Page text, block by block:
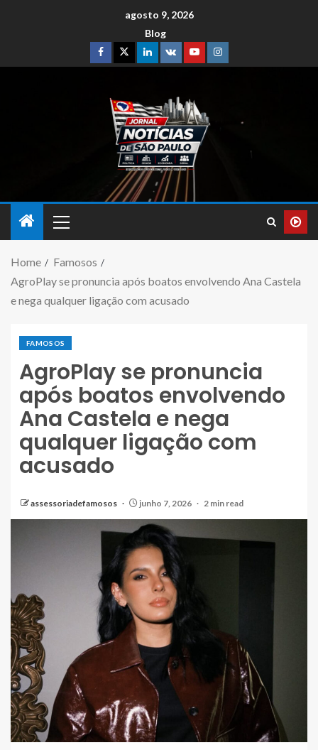
agosto 9, 2026
Blog
Home
Famosos
AgroPlay se pronuncia após boatos envolvendo Ana Castela
e nega qualquer ligação com acusado
FAMOSOS
AgroPlay se pronuncia
após boatos envolvendo
Ana Castela e nega
qualquer ligação com
acusado
assessoriadefamosos junho 7, 2026 2 min read